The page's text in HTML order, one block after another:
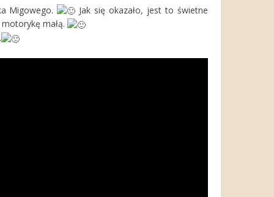
Migowego.
Jak się okazało, jest to świetne
małą.